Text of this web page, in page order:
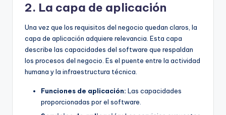
2. La capa de aplicación
Una vez que los requisitos del negocio quedan claros, la
capa de aplicación adquiere relevancia. Esta capa
describe las capacidades del software que respaldan
los procesos del negocio. Es el puente entre la actividad
humana y la infraestructura técnica.
Funciones de aplicación: Las capacidades
proporcionadas por el software.